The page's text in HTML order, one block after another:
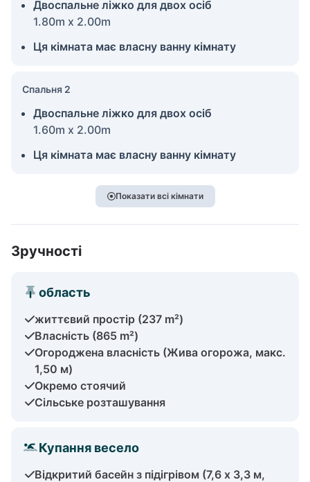
Двоспальне ліжко для двох осіб
1.80m x 2.00m
Ця кімната має власну ванну кімнату
Спальня 2
Двоспальне ліжко для двох осіб
1.60m x 2.00m
Ця кімната має власну ванну кімнату
Показати всі кімнати
Зручності
область
життєвий простір (237 m²)
Власність (865 m²)
Огороджена власність (Жива огорожа, макс.
1,50 м)
Окремо стоячий
Сільське розташування
Купання весело
Відкритий басейн з підігрівом (7,6 х 3,3 м,